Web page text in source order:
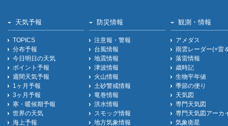
天気予報
TOPICS
分布予報
今日明日の天気
ポイント予報
週間天気予報
1ヶ月予報
3ヶ月予報
寒・暖候期予報
世界の天気
海上予報
防災情報
注意報・警報
台風情報
地震情報
津波情報
火山情報
土砂警戒情報
竜巻情報
洪水情報
スモッグ情報
地方気象情報
観測・情報
アメダス
雨雲レーダー(+雷
落雷情報
歳時記
生物平年値
季節の便り
天気図
専門天気図
専門天気図アーカ
気象衛星